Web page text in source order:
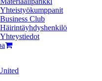
Yhteistyö­kumppanit
Business Club
Häirintä­yhdyshenkilö
Yhteystiedot